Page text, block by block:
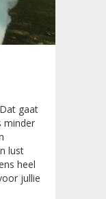
gaat
minder
lust
heel
jullie